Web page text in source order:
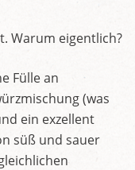
Warum eigentlich?
Fülle an
(was
ein exzellent
süß und sauer